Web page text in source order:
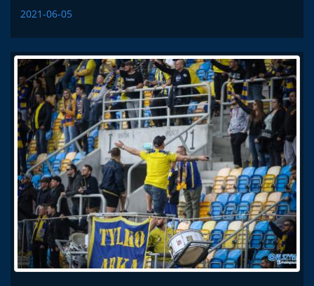
2021-06-05